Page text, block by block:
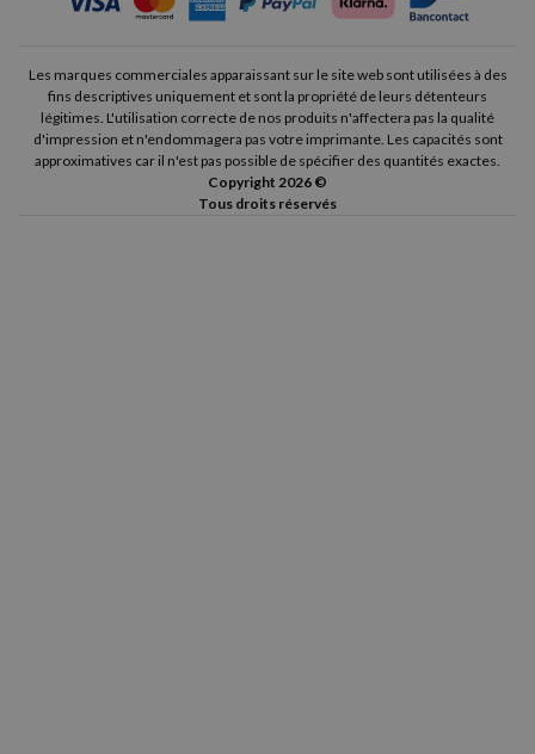
Les marques commerciales apparaissant sur le site web sont utilisées à des
fins descriptives uniquement et sont la propriété de leurs détenteurs
légitimes. L'utilisation correcte de nos produits n'affectera pas la qualité
d'impression et n'endommagera pas votre imprimante. Les capacités sont
approximatives car il n'est pas possible de spécifier des quantités exactes.
Copyright 2026 ©
Tous droits réservés